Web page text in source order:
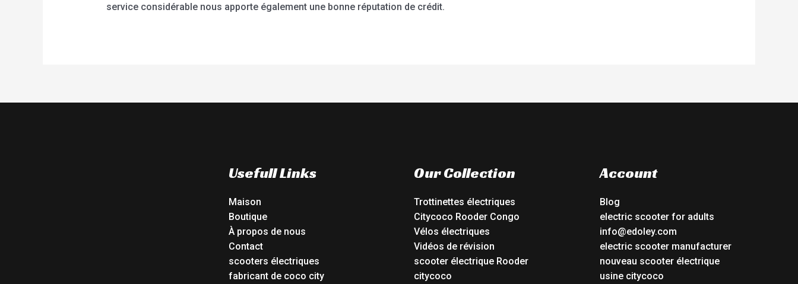
service considérable nous apporte également une bonne réputation de crédit.
Usefull Links
Maison
Boutique
À propos de nous
Contact
scooters électriques
fabricant de coco city
Our Collection
Trottinettes électriques
Citycoco Rooder Congo
Vélos électriques
Vidéos de révision
scooter électrique Rooder
citycoco
Account
Blog
electric scooter for adults
info@edoley.com
electric scooter manufacturer
nouveau scooter électrique
usine citycoco